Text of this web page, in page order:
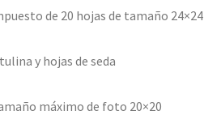
de 20 hojas de tamaño 24×24
y hojas de seda
máximo de foto 20×20